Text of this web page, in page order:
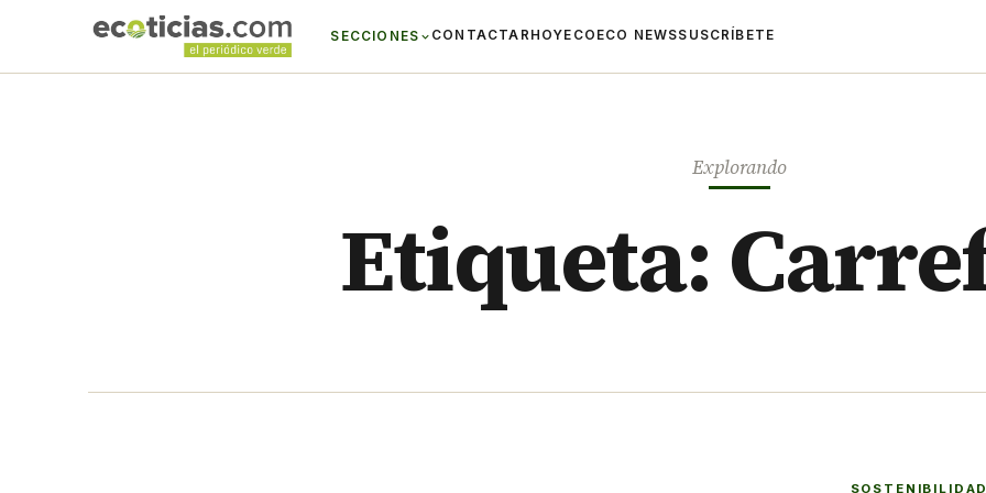
SECCIONES CONTACTAR HOYECO ECO NEWSSUSCRÍBETE
Explorando
Etiqueta:
SOSTENIBILIDAD